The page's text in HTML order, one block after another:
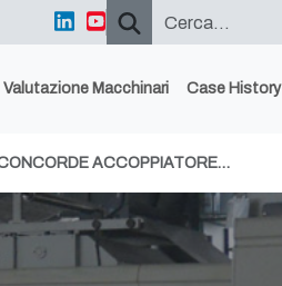
Valutazione Macchinari Case History
ACCOPPIATORE…